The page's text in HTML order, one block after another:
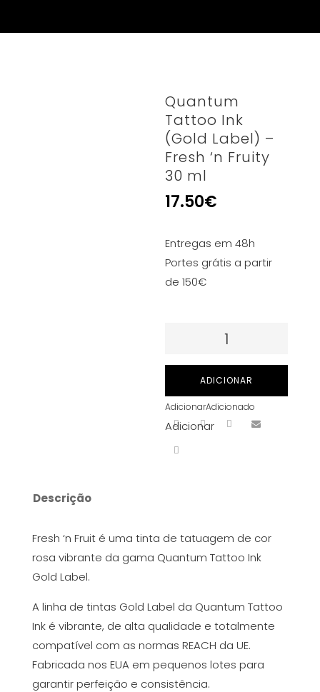
Quantum
Tattoo Ink
(Gold Label) –
Fresh ‘n Fruity
30 ml
17.50€
Entregas em 48h
Portes grátis a partir
de 150€
Quantidade
Ink
(Gold
Label)
30
ml
ADICIONAR
AdicionarAdicionado
Adicionar
Descrição
Fresh ‘n Fruit é uma tinta de tatuagem de cor
rosa vibrante da gama Quantum Tattoo Ink
Gold Label.
A linha de tintas Gold Label da Quantum Tattoo
Ink é vibrante, de alta qualidade e totalmente
compatível com as normas REACH da UE.
Fabricada nos EUA em pequenos lotes para
garantir perfeição e consistência.